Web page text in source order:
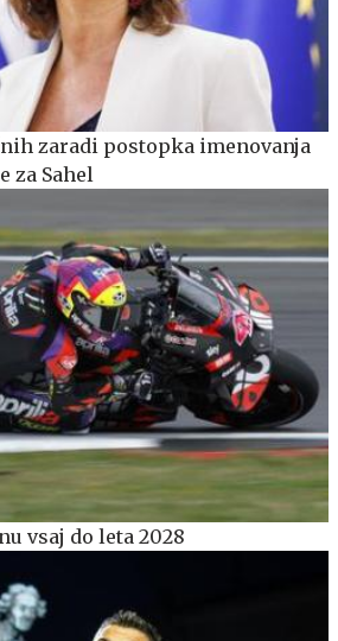
zaradi postopka imenovanja
za Sahel
vsaj do leta 2028